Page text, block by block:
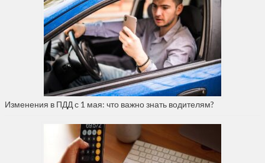
Изменения в ПДД с 1 мая: что важно знать водителям?